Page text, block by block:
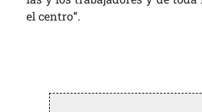
el centro”.